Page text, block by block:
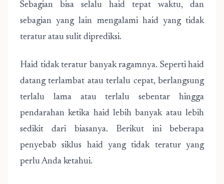
Sebagian bisa selalu haid tepat waktu, dan
sebagian yang lain mengalami haid yang tidak
teratur atau sulit diprediksi.
Haid tidak teratur banyak ragamnya. Seperti haid
datang terlambat atau terlalu cepat, berlangsung
terlalu lama atau terlalu sebentar hingga
pendarahan ketika haid lebih banyak atau lebih
sedikit dari biasanya. Berikut ini beberapa
penyebab siklus haid yang tidak teratur yang
perlu Anda ketahui.